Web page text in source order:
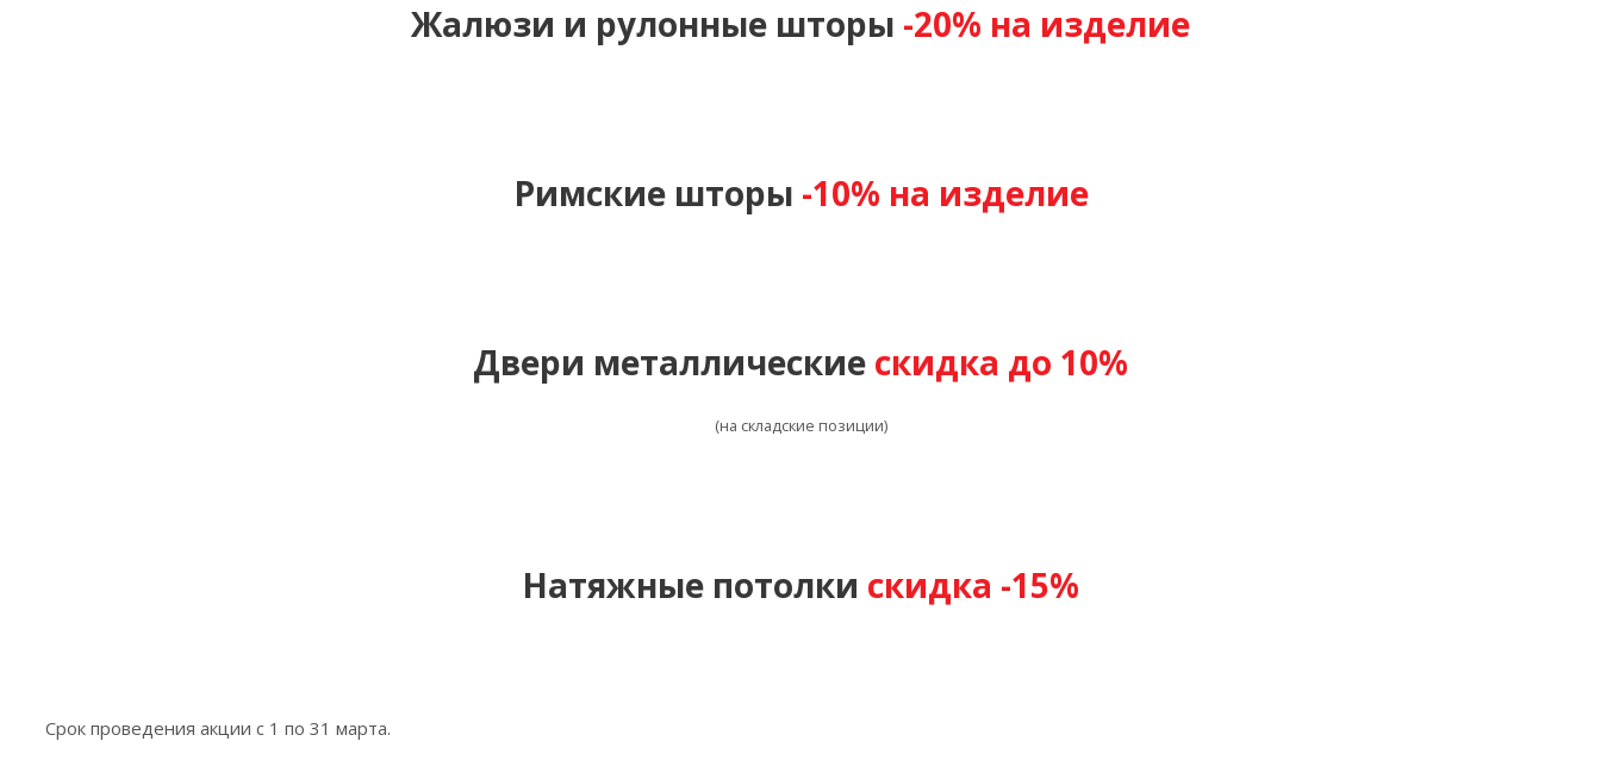
Жалюзи и рулонные шторы -20% на изделие
Римские шторы -10% на изделие
Двери металлические скидка до 10%
(на складские позиции)
Натяжные потолки скидка -15%
Срок проведения акции с 1 по 31 марта.